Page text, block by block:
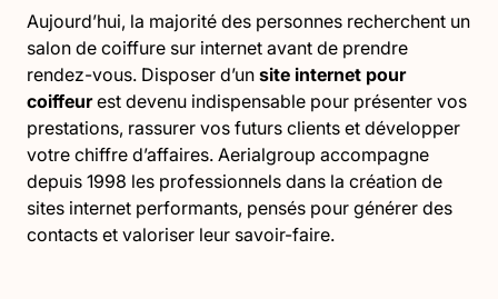
Aujourd’hui, la majorité des personnes recherchent un
salon de coiffure sur internet avant de prendre
rendez-vous. Disposer d’un site internet pour
coiffeurest devenu indispensable pour présenter vos
prestations, rassurer vos futurs clients et développer
votre chiffre d’affaires. Aerialgroup accompagne
depuis 1998 les professionnels dans la création de
sites internet performants, pensés pour générer des
contacts et valoriser leur savoir-faire.